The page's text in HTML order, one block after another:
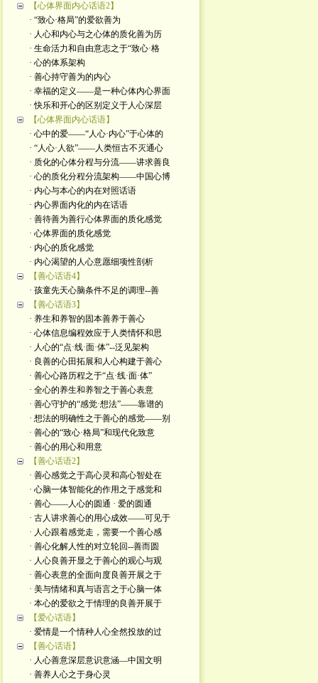
【心体界面内心话语2】
· “致心·格局”的爱欲善为
· 人心和内心与之心体的质化善为历
· 生命活力和自由意志之于“致心·格
· 心的体系架构
· 善心持守善为的内心
· 幸福的定义——是一种心体内心界面
· 快乐和开心的区别定义于人心深层
【心体界面内心话语】
· 心中的爱——“人心·内心”于心体的
· “人心·人欲”——人类恒古不灭通心
· 质化的心体分程与分流——讲求善良
· 心的质化分程分流架构——中国心博
· 内心与本心的内在对照话语
· 内心界面内化的内在话语
· 善待善为善行心体界面的质化感觉
· 心体界面的质化感觉
· 内心的质化感觉
· 内心渴望的人心意愿细项性剖析
【善心话语4】
· 孩童先天心脑条件不足的调理--善
【善心话语3】
· 养生和养智的固本善养于善心
· 心体信息编程效应于人类情怀和思
· 人心的“点·线·面·体”--泛见架构
· 良善的心田拓展和人心构建于善心
· 善心心路历程之于“点·线·面·体”
· 全心的养生和养智之于善心表意
· 善心守护的“感觉·想法”——靠谱的
· 想法的明确性之于善心的感觉——别
· 善心的“致心·格局”和现代化致意
· 善心的用心和用意
【善心话语2】
· 善心感觉之于高心灵和高心智处在
· 心脑一体智能化的作用之于感觉和
· 善心——人心的圆通 · 爱的圆通
· 古人讲求善心的用心成效——可见于
· 人心跟着感觉走，需要一个善心感
· 善心化解人性的对立轮回--善而圆
· 人心良善开显之于善心的观心与观
· 善心表意的全面向度良善开展之于
· 美与情绪和真与语言之于心脑一体
· 本心的爱欲之于情理的良善开展于
【爱心话语】
· 爱情是一个情种人心全然投放的过
【善心话语】
· 人心善意深层意识意涵—中国文明
· 善养人心之于身心灵